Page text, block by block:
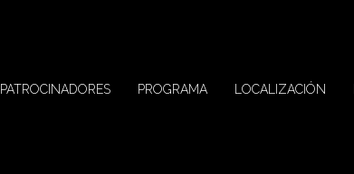
PATROCINADORES PROGRAMA LOCALIZACIÓN